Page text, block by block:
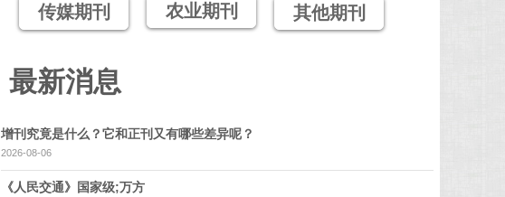
传媒期刊 农业期刊 其他期刊
最新消息
增刊究竟是什么？它和正刊又有哪些差异呢？
2026-08-06
《人民交通》国家级;万方